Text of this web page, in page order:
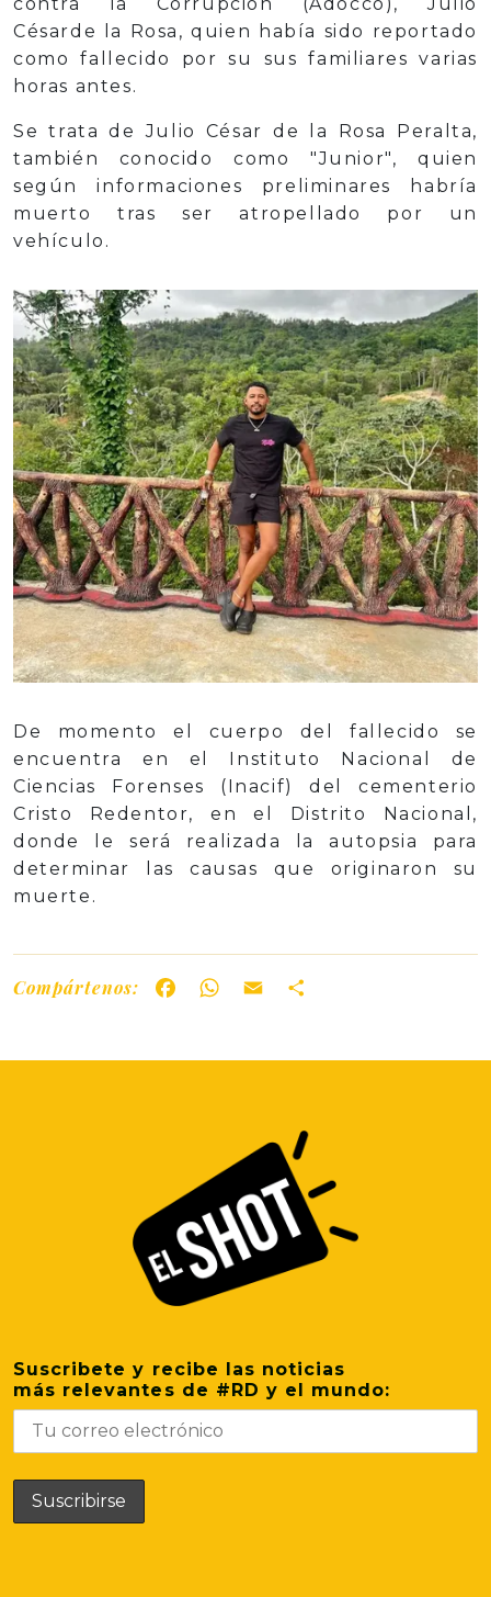
Césarde la Rosa, quien había sido reportado
como fallecido por su sus familiares varias
horas antes.
Se trata de Julio César de la Rosa Peralta,
también conocido como "Junior", quien
según informaciones preliminares habría
muerto tras ser atropellado por un
vehículo.
De momento el cuerpo del fallecido se
encuentra en el Instituto Nacional de
Ciencias Forenses (Inacif) del cementerio
Cristo Redentor, en el Distrito Nacional,
donde le será realizada la autopsia para
determinar las causas que originaron su
muerte.
Compártenos: FacebookWhatsApp
Email
Suscribete y recibe las noticias
más relevantes de #RD y el mundo: